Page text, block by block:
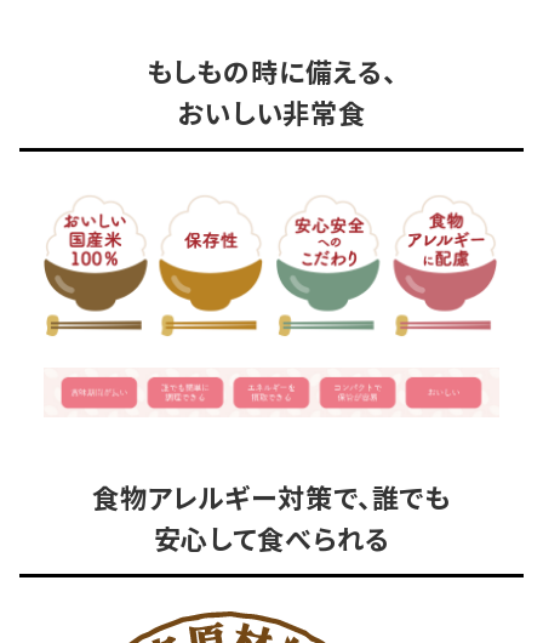
もしもの時に備える、
おいしい非常食
食物アレルギー対策で、誰でも
安心して食べられる